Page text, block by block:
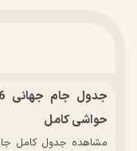
حواشی کامل